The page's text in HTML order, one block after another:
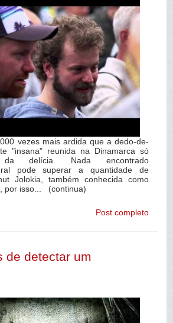
vezes mais ardida que a dedo-de-
"insana" reunida na Dinamarca só
delícia. Nada encontrado
pode superar a quantidade de
Jolokia, também conhecida como
por isso... (continua)
Post completo
de detectar um